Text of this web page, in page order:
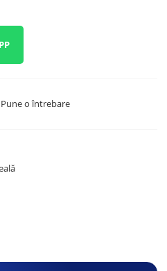
Pune o întrebare